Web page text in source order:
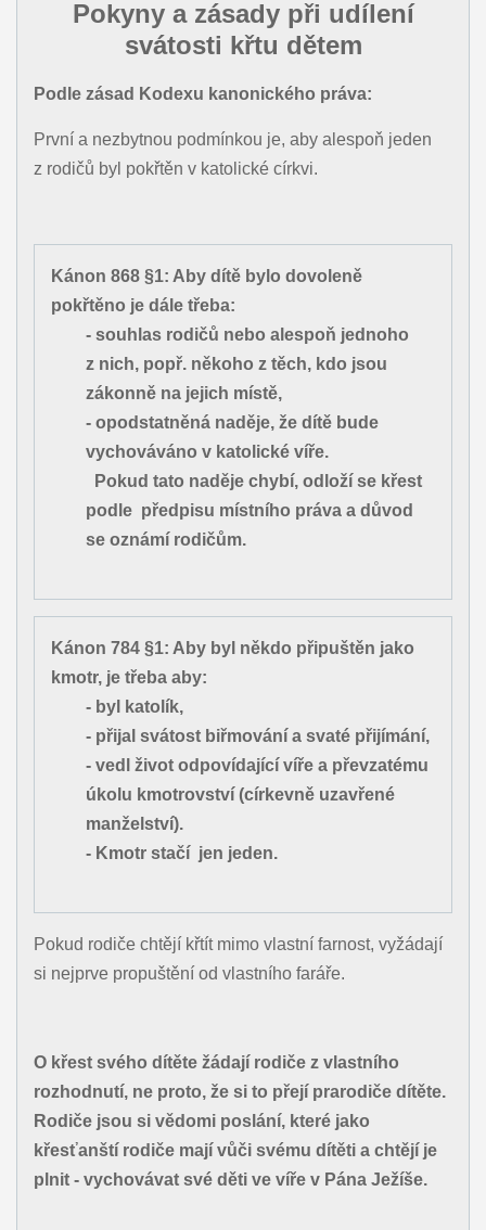
Pokyny a zásady při udílení
svátosti křtu dětem
Podle zásad Kodexu kanonického práva:
První a nezbytnou podmínkou je, aby alespoň jeden
z rodičů byl pokřtěn v katolické církvi.
Kánon 868 §1: Aby dítě bylo dovoleně
pokřtěno je dále třeba:
- souhlas rodičů nebo alespoň jednoho
z nich, popř. někoho z těch, kdo jsou
zákonně na jejich místě,
- opodstatněná naděje, že dítě bude
vychováváno v katolické víře.
Pokud tato naděje chybí, odloží se křest
podle předpisu místního práva a důvod
se oznámí rodičům.
Kánon 784 §1: Aby byl někdo připuštěn jako
kmotr, je třeba aby:
- byl katolík,
- přijal svátost biřmování a svaté přijímání,
- vedl život odpovídající víře a převzatému
úkolu kmotrovství (církevně uzavřené
manželství).
- Kmotr stačí jen jeden.
Pokud rodiče chtějí křtít mimo vlastní farnost, vyžádají
si nejprve propuštění od vlastního faráře.
O křest svého dítěte žádají rodiče z vlastního
rozhodnutí, ne proto, že si to přejí prarodiče dítěte.
Rodiče jsou si vědomi poslání, které jako
křesťanští rodiče mají vůči svému dítěti a chtějí je
plnit - vychovávat své děti ve víře v Pána Ježíše.